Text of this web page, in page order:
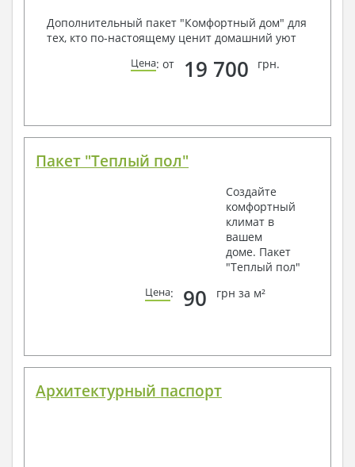
Дополнительный пакет "Комфортный дом" для
тех, кто по-настоящему ценит домашний уют
Цена: от 19 700 грн.
Пакет "Теплый пол"
Создайте
комфортный
климат в
вашем
доме. Пакет
"Теплый пол"
Цена: 90 грн за м²
Архитектурный паспорт